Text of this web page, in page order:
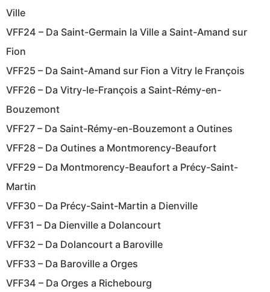
Ville
VFF24 – Da Saint-Germain la Ville a Saint-Amand sur
Fion
VFF25 – Da Saint-Amand sur Fion a Vitry le François
VFF26 – Da Vitry-le-François a Saint-Rémy-en-
Bouzemont
VFF27 – Da Saint-Rémy-en-Bouzemont a Outines
VFF28 – Da Outines a Montmorency-Beaufort
VFF29 – Da Montmorency-Beaufort a Précy-Saint-
Martin
VFF30 – Da Précy-Saint-Martin a Dienville
VFF31 – Da Dienville a Dolancourt
VFF32 – Da Dolancourt a Baroville
VFF33 – Da Baroville a Orges
VFF34 – Da Orges a Richebourg